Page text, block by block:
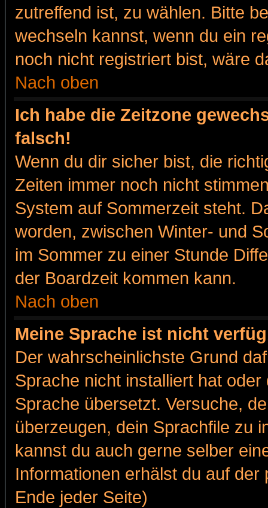
zutreffend ist, zu wählen. Bitte
wechseln kannst, wenn du ein
noch nicht registriert bist, wäre
Nach oben
Ich habe die Zeitzone
falsch!
Wenn du dir sicher bist, die
Zeiten immer noch nicht
System auf Sommerzeit steht.
worden, zwischen Winter- und
im Sommer zu einer Stunde
der Boardzeit kommen kann.
Nach oben
Meine Sprache ist nicht
Der wahrscheinlichste Grund
Sprache nicht installiert hat
Sprache übersetzt. Versuche,
überzeugen, dein Sprachfile zu
kannst du auch gerne selber
Informationen erhälst du auf
Ende jeder Seite)